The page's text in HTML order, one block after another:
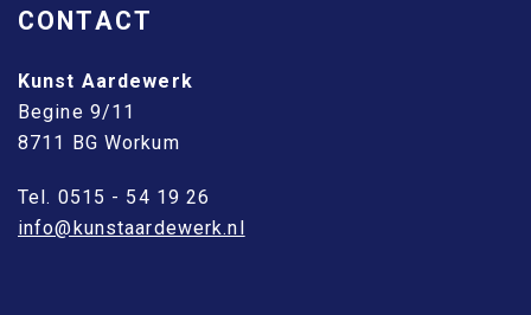
CONTACT
Kunst Aardewerk
Begine 9/11
8711 BG Workum
Tel. 0515 - 54 19 26
info@kunstaardewerk.nl